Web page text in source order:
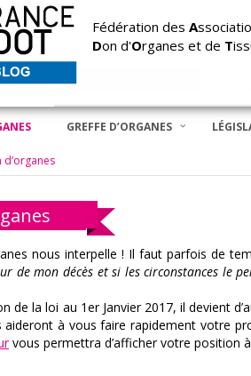
Fédération des A
Don d'Organes et de T
GREFFE D’ORGANES
d’organes
nous interpelle ! Il faut parfois de
de mon décès et si les circonstances le
de la loi au 1er Janvier 2017, il devient
aideront à vous faire rapidement votre
vous permettra d’afficher votre position